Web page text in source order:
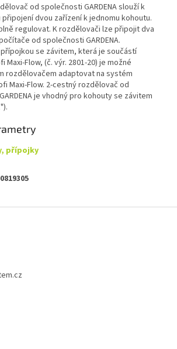
od společnosti GARDENA slouží k
dvou zařízení k jednomu kohoutu.
regulovat. K rozdělovači lze připojit dva
od společnosti GARDENA.
se závitem, která je součástí
Maxi-Flow, (č. výr. 2801-20) je možné
rozdělovačem adaptovat na systém
Maxi-Flow. 2-cestný rozdělovač od
je vhodný pro kohouty se závitem
přípojky